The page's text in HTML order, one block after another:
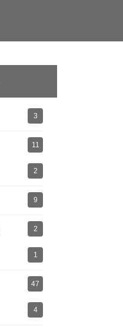
3
11
2
9
2
1
47
4